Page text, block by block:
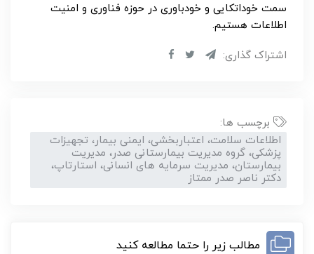
سمت خوداتکایی و خودباوری در حوزه فناوری و امنیت
اطلاعات هستیم.
اشتراک گذاری:
برچسب ها:
اطلاعات سلامت، اعتباربخشی، ایمنی بیمار، تجهیزات
پزشکی، گروه مدیریت بیمارستانی صدر، مدیریت
بیمارستان، مدیریت سرمایه های انسانی، استارتاپ،
دکتر ناصر صدر ممتاز
مطالب زیر را حتما مطالعه کنید